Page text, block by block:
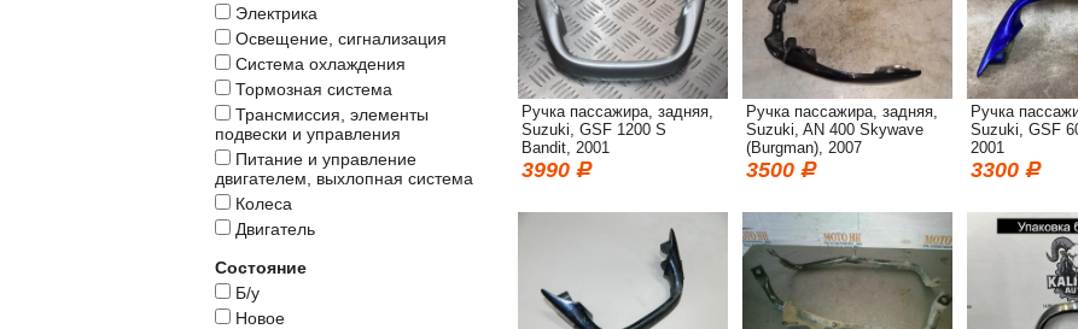
Электрика
Освещение, сигнализация
Система охлаждения
Тормозная система
Трансмиссия, элементы
подвески и управления
Питание и управление
двигателем, выхлопная система
Колеса
Двигатель
Состояние
Б/у
Новое
Ручка пассажира, задняя,
Suzuki, GSF 1200 S
Bandit, 2001
3990
Ручка пассажира, задняя,
Suzuki, AN 400 Skywave
(Burgman), 2007
3500
Ручка
Suzuki, GSF
2001
3300